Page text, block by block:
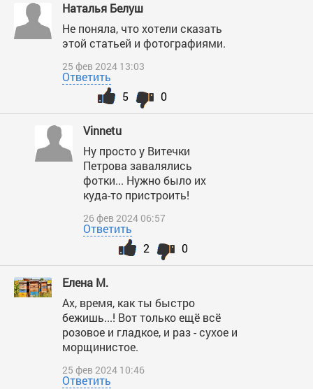
Наталья Белуш
Не поняла, что хотели сказать
этой статьей и фотографиями.
25 фев 2024 13:03
Ответить
0
5
Vinnetu
Ну просто у Витечки
Петрова завалялись
фотки... Нужно было их
куда-то пристроить!
26 фев 2024 06:57
Ответить
0
2
Елена М.
Ах, время, как ты быстро
бежишь...! Вот только ещё всё
розовое и гладкое, и раз - сухое и
морщинистое.
25 фев 2024 10:46
Ответить